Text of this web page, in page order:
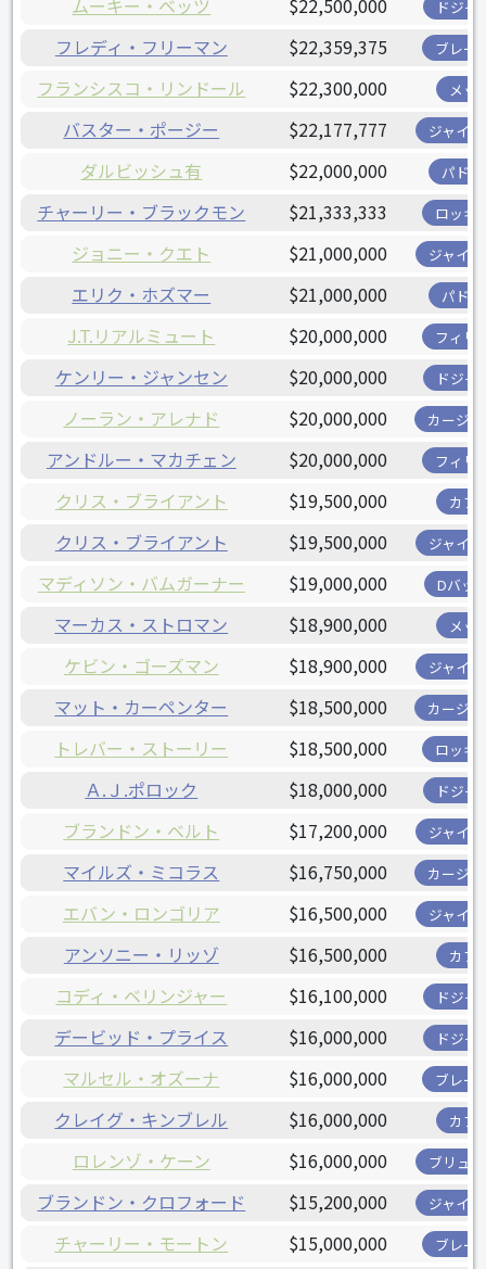
ドジャ
フレディ・フリーマン $22,359,375 ブレー
フランシスコ・リンドール $22,300,000 メッ
バスター・ポージー $22,177,777 ジャイ
ダルビッシュ有 $22,000,000 パド
チャーリー・ブラックモン $21,333,333 ロッキ
ジョニー・クエト $21,000,000 ジャイ
エリク・ホズマー $21,000,000 パド
J.T.リアルミュート $20,000,000 フィリ
ケンリー・ジャンセン $20,000,000 ドジャ
ノーラン・アレナド $20,000,000 カージ
アンドルー・マカチェン $20,000,000 フィリ
クリス・ブライアント $19,500,000 カブ
クリス・ブライアント $19,500,000 ジャイ
マディソン・バムガーナー $19,000,000 Dバッ
マーカス・ストロマン $18,900,000 メッ
ケビン・ゴーズマン $18,900,000 ジャイ
マット・カーペンター $18,500,000 カージ
トレバー・ストーリー $18,500,000 ロッキ
Ａ.Ｊ.ポロック $18,000,000 ドジャ
ブランドン・ベルト $17,200,000 ジャイ
マイルズ・ミコラス $16,750,000 カージ
エバン・ロンゴリア $16,500,000 ジャイ
アンソニー・リッゾ $16,500,000 カブ
コディ・ベリンジャー $16,100,000 ドジャ
デービッド・プライス $16,000,000 ドジャ
マルセル・オズーナ $16,000,000 ブレー
クレイグ・キンブレル $16,000,000 カブ
ロレンゾ・ケーン $16,000,000 ブリュ
ブランドン・クロフォード $15,200,000 ジャイ
チャーリー・モートン $15,000,000 ブレー